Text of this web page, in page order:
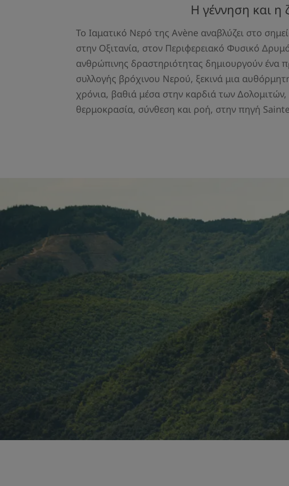
Η γέννηση και η
Το Ιαματικό Νερό της Avène αναβλύζει στο
στην Οξιτανία, στον Περιφερειακό Φυσικό
ανθρώπινης δραστηριότητας δημιουργούν
συλλογής βρόχινου Νερού, ξεκινά μια
χρόνια, βαθιά μέσα στην καρδιά των
θερμοκρασία, σύνθεση και ροή, στην πηγή